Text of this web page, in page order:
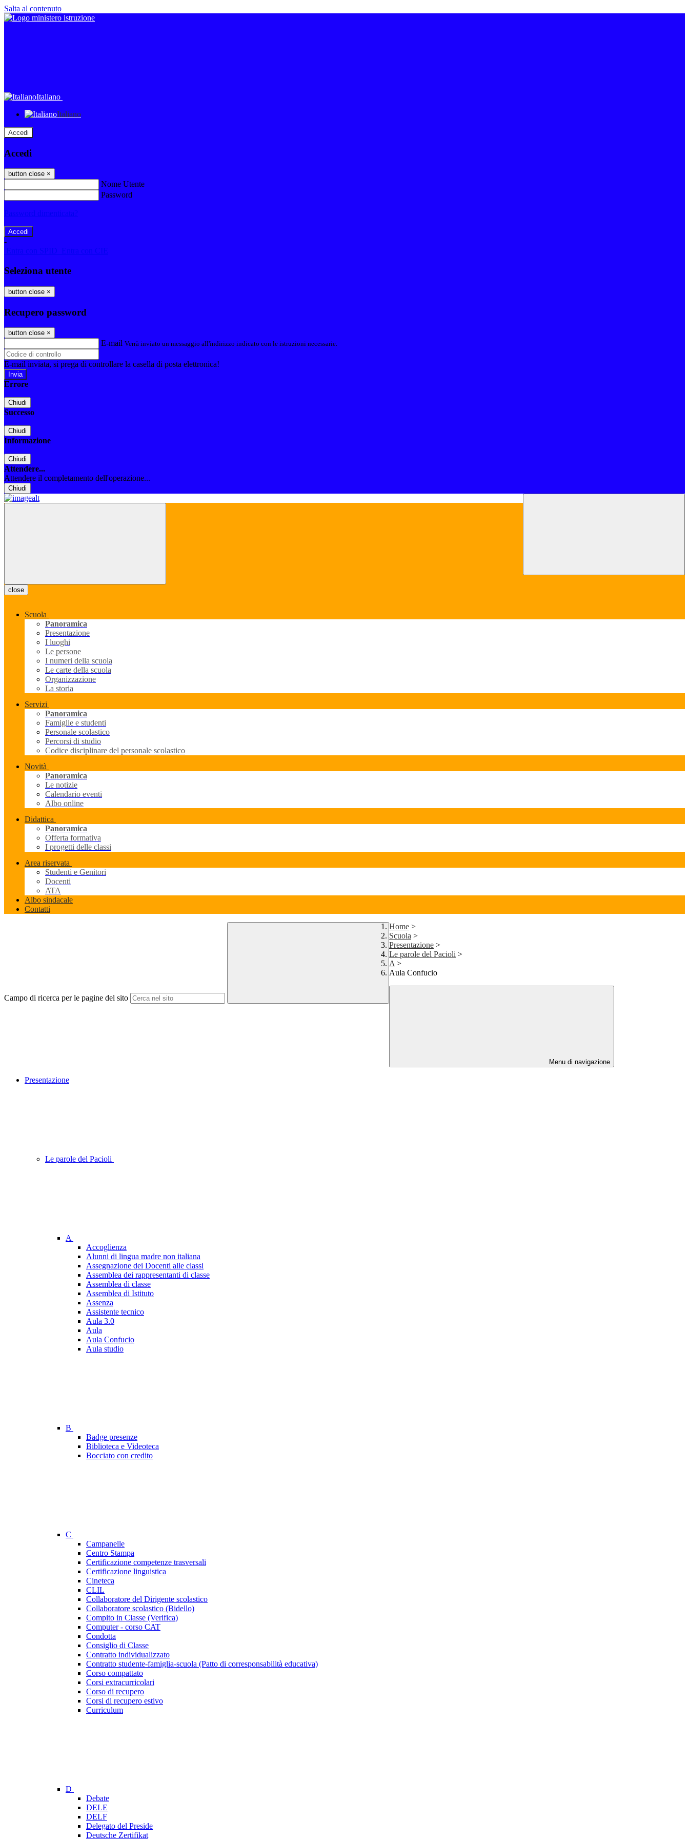
Salta al contenuto
Italiano
Italiano
Accedi
Accedi
button close ×
Nome Utente
Password
Password dimenticata?
-
Entra con SPID
Entra con CIE
Seleziona utente
button close ×
Recupero password
button close ×
E-mail Verrà inviato un messaggio all'indirizzo indicato con le istruzioni necessarie.
E-mail inviata, si prega di controllare la casella di posta elettronica!
Errore
Chiudi
Successo
Chiudi
Informazione
Chiudi
Attendere...
Attendere il completamento dell'operazione...
Chiudi
close
Scuola
Panoramica
Presentazione
I luoghi
Le persone
I numeri della scuola
Le carte della scuola
Organizzazione
La storia
Servizi
Panoramica
Famiglie e studenti
Personale scolastico
Percorsi di studio
Codice disciplinare del personale scolastico
Novità
Panoramica
Le notizie
Calendario eventi
Albo online
Didattica
Panoramica
Offerta formativa
I progetti delle classi
Area riservata
Studenti e Genitori
Docenti
ATA
Albo sindacale
Contatti
Campo di ricerca per le pagine del sito
Home >
Scuola >
Presentazione >
Le parole del Pacioli >
A >
Aula Confucio
Menu di navigazione
Presentazione
Le parole del Pacioli
A
Accoglienza
Alunni di lingua madre non italiana
Assegnazione dei Docenti alle classi
Assemblea dei rappresentanti di classe
Assemblea di classe
Assemblea di Istituto
Assenza
Assistente tecnico
Aula 3.0
Aula
Aula Confucio
Aula studio
B
Badge presenze
Biblioteca e Videoteca
Bocciato con credito
C
Campanelle
Centro Stampa
Certificazione competenze trasversali
Certificazione linguistica
Cineteca
CLIL
Collaboratore del Dirigente scolastico
Collaboratore scolastico (Bidello)
Compito in Classe (Verifica)
Computer - corso CAT
Condotta
Consiglio di Classe
Contratto individualizzato
Contratto studente-famiglia-scuola (Patto di corresponsabilità educativa)
Corso compattato
Corsi extracurricolari
Corso di recupero
Corsi di recupero estivo
Curriculum
D
Debate
DELE
DELF
Delegato del Preside
Deutsche Zertifikat